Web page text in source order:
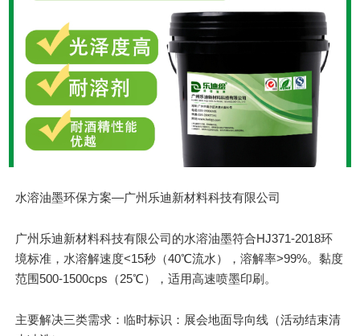
水溶油墨环保方案—广州乐迪新材料科技有限公司
广州乐迪新材料科技有限公司的水溶油墨符合HJ371-2018环
境标准，水溶解速度<15秒（40℃流水），溶解率>99%。黏度
范围500-1500cps（25℃），适用高速喷墨印刷。
主要解决三类需求：临时标识：展会地面导向线（活动结束清